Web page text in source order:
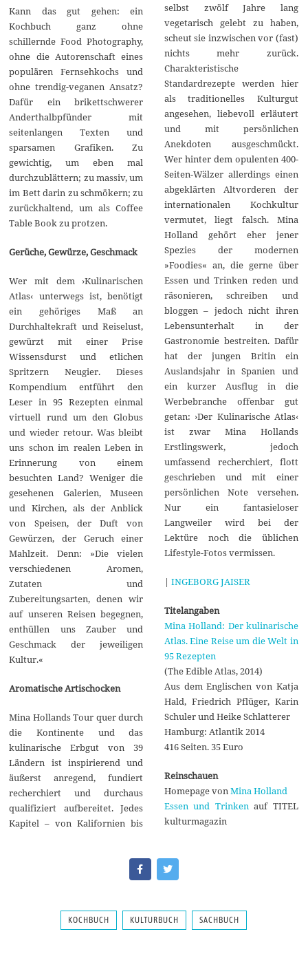
Kann das gut gehen: ein
Kochbuch ganz ohne
schillernde Food Photography,
ohne die Autorenschaft eines
populären Fernsehkochs und
ohne trendig-veganen Ansatz?
Dafür ein brikettschwerer
Anderthalbpfünder mit
seitenlangen Texten und
sparsamen Grafiken. Zu
gewichtig, um eben mal
durchzublättern; zu massiv, um
im Bett darin zu schmökern; zu
zurückhaltend, um als Coffee
Table Book zu protzen.
Gerüche, Gewürze, Geschmack
Wer mit dem ›Kulinarischen
Atlas‹ unterwegs ist, benötigt
ein gehöriges Maß an
Durchhaltekraft und Reiselust,
gewürzt mit einer Prise
Wissensdurst und etlichen
Spritzern Neugier. Dieses
Kompendium entführt den
Leser in 95 Rezepten einmal
virtuell rund um den Globus
und wieder retour. Was bleibt
uns schon im realen Leben in
Erinnerung von einem
besuchten Land? Weniger die
gesehenen Galerien, Museen
und Kirchen, als der Anblick
von Speisen, der Duft von
Gewürzen, der Geruch einer
Mahlzeit. Denn: »Die vielen
verschiedenen Aromen,
Zutaten und
Zubereitungsarten, denen wir
auf unseren Reisen begegnen,
enthüllen uns Zauber und
Geschmack der jeweiligen
Kultur.«
Aromatische Artischocken
Mina Hollands Tour quer durch
die Kontinente und das
kulinarische Erbgut von 39
Ländern ist inspirierend und
äußerst anregend, fundiert
recherchiert und durchaus
qualifiziert aufbereitet. Jedes
Kapitel – von Kalifornien bis
selbst zwölf Jahre lang
vegetarisch gelebt zu haben,
scheut sie inzwischen vor (fast)
nichts mehr zurück.
Charakteristische
Standardrezepte werden hier
als traditionelles Kulturgut
angesehen, liebevoll erläutert
und mit persönlichen
Anekdoten ausgeschmückt.
Wer hinter dem opulenten 400-
Seiten-Wälzer allerdings einen
abgeklärten Altvorderen der
internationalen Kochkultur
vermutet, liegt falsch. Mina
Holland gehört eher jener
Spezies der modernen
»Foodies« an, die gerne über
Essen und Trinken reden und
räsonieren, schreiben und
bloggen – jedoch nicht ihren
Lebensunterhalt in der
Gastronomie bestreiten. Dafür
hat der jungen Britin ein
Auslandsjahr in Spanien und
ein kurzer Ausflug in die
Werbebranche offenbar gut
getan: ›Der Kulinarische Atlas‹
ist zwar Mina Hollands
Erstlingswerk, jedoch
umfassend recherchiert, flott
geschrieben und mit einer
persönlichen Note versehen.
Nur ein fantasieloser
Langweiler wird bei der
Lektüre noch die üblichen
Lifestyle-Fotos vermissen.
| INGEBORG JAISER
Titelangaben
Mina Holland: Der kulinarische
Atlas. Eine Reise um die Welt in
95 Rezepten
(The Edible Atlas, 2014)
Aus dem Englischen von Katja
Hald, Friedrich Pflüger, Karin
Schuler und Heike Schlatterer
Hamburg: Atlantik 2014
416 Seiten. 35 Euro
Reinschauen
Homepage von Mina Holland
Essen und Trinken auf TITEL
kulturmagazin
KOCHBUCH KULTURBUCH SACHBUCH